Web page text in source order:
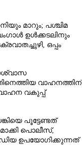
മാറും; പശ്ചിമ
ഉൾക്കടലിനും
ഒപ്പം
വാഹനത്തിന്
വാഹന വകുപ്പ്
പൂട്ടേണ്ടത്
പൊലീസ്,
ഉപയോഗിക്കുന്നത്